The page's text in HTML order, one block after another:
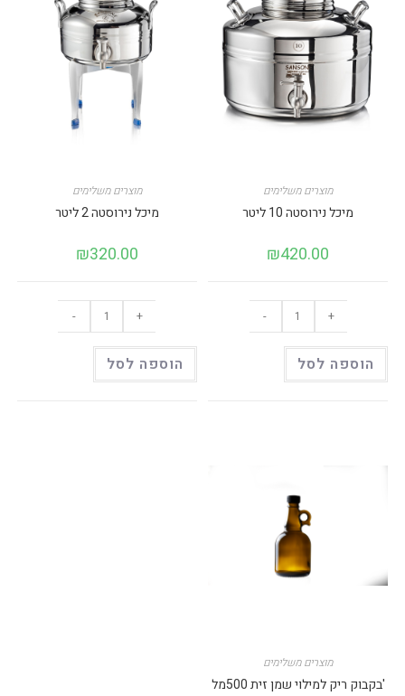
מוצרים משלימים
מיכל נירוסטה 10 ליטר
₪420.00
כמות
של
מיכל
נירוסטה
10
ליטר
- +
הוספה לסל
מוצרים משלימים
מיכל נירוסטה 2 ליטר
₪320.00
כמות
של
מיכל
נירוסטה
2
ליטר
- +
הוספה לסל
מוצרים משלימים
בקבוק ריק למילוי שמן זית 500מל'